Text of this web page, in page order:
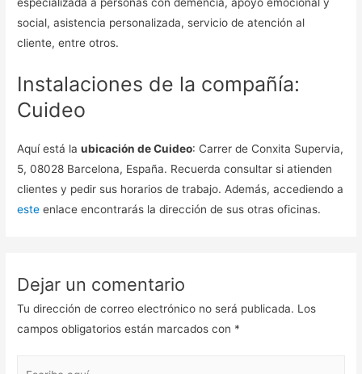
especializada a personas con demencia, apoyo emocional y
social, asistencia personalizada, servicio de atención al
cliente, entre otros.
Instalaciones de la compañía:
Cuideo
Aquí está laubicación de Cuideo: Carrer de Conxita Supervia,
5, 08028 Barcelona, España. Recuerda consultar si atienden
clientes y pedir sus horarios de trabajo. Además, accediendo a
este enlace encontrarás la dirección de sus otras oficinas.
Dejar un comentario
Tu dirección de correo electrónico no será publicada. Los
campos obligatorios están marcados con *